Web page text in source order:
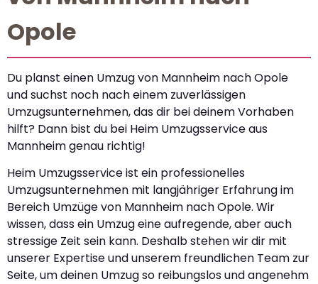
Opole
Du planst einen Umzug von Mannheim nach Opole
und suchst noch nach einem zuverlässigen
Umzugsunternehmen, das dir bei deinem Vorhaben
hilft? Dann bist du bei Heim Umzugsservice aus
Mannheim genau richtig!
Heim Umzugsservice ist ein professionelles
Umzugsunternehmen mit langjähriger Erfahrung im
Bereich Umzüge von Mannheim nach Opole. Wir
wissen, dass ein Umzug eine aufregende, aber auch
stressige Zeit sein kann. Deshalb stehen wir dir mit
unserer Expertise und unserem freundlichen Team zur
Seite, um deinen Umzug so reibungslos und angenehm